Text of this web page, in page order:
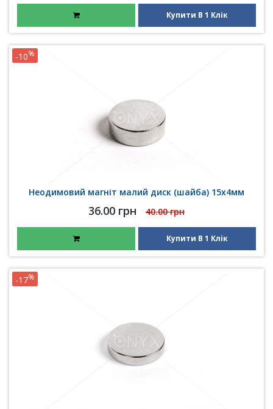
Купити В 1 Клік
Неодимовий магніт малий диск (шайба) 15х4мм
36.00 грн 40.00 грн
-10%
Купити В 1 Клік
-17%